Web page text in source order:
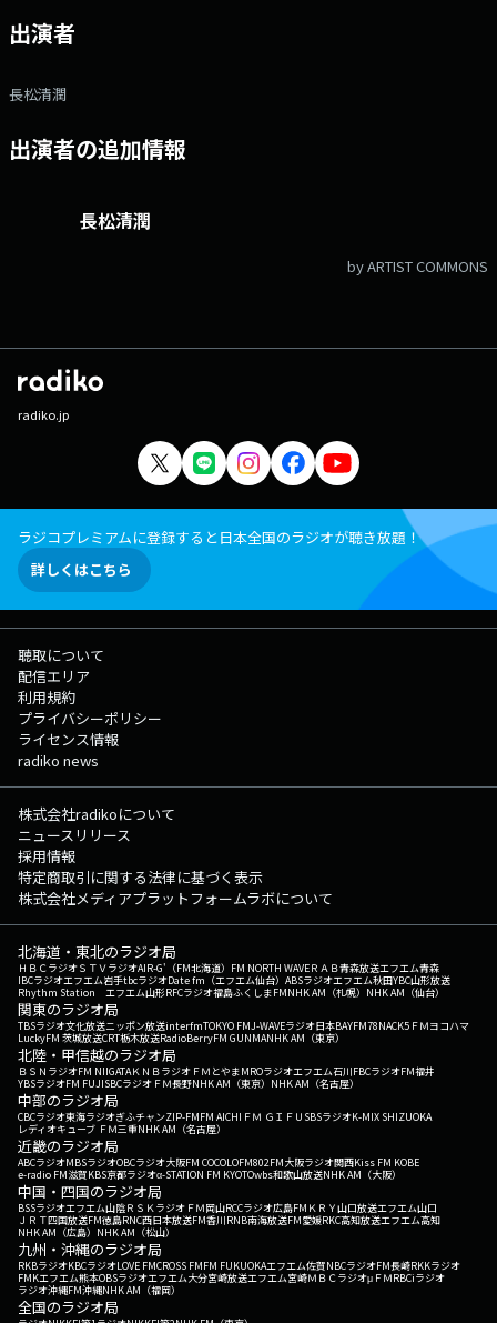
出演者
長松清潤
出演者の追加情報
長松清潤
by ARTIST COMMONS
radiko.jp
ラジコプレミアムに登録すると日本全国のラジオが聴き放題！
詳しくはこちら
聴取について
配信エリア
利用規約
プライバシーポリシー
ライセンス情報
radiko news
株式会社radikoについて
ニュースリリース
採用情報
特定商取引に関する法律に基づく表示
株式会社メディアプラットフォームラボについて
北海道・東北のラジオ局
ＨＢＣラジオＳＴＶラジオAIR-G'（FM北海道） FM NORTH WAVEＲＡＢ青森放送エフエム青森
IBCラジオエフエム岩手tbcラジオDate fm（エフエム仙台） ABSラジオエフエム秋田YBC山形放送
Rhythm Station エフエム山形RFCラジオ福島ふくしまFMNHK AM（札幌） NHK AM（仙台）
関東のラジオ局
TBSラジオ文化放送ニッポン放送interfmTOKYO FMJ-WAVEラジオ日本BAYFM78NACK5 ＦＭヨコハマ
LuckyFM 茨城放送CRT栃木放送RadioBerryFM GUNMANHK AM（東京）
北陸・甲信越のラジオ局
ＢＳＮラジオFM NIIGATAＫＮＢラジオ ＦＭとやまMROラジオエフエム石川FBCラジオFM福井
YBSラジオFM FUJISBCラジオ ＦＭ長野NHK AM（東京） NHK AM（名古屋）
中部のラジオ局
CBCラジオ東海ラジオぎふチャンZIP-FMFM AICHI ＦＭ ＧＩＦＵ SBSラジオK-MIX SHIZUOKA
レディオキューブ ＦＭ三重NHK AM（名古屋）
近畿のラジオ局
ABCラジオMBSラジオOBCラジオ大阪FM COCOLOFM802FM大阪ラジオ関西Kiss FM KOBE
e-radio FM滋賀KBS京都ラジオα-STATION FM KYOTOwbs和歌山放送NHK AM（大阪）
中国・四国のラジオ局
BSSラジオエフエム山陰ＲＳＫラジオ ＦＭ岡山RCCラジオ広島FM ＫＲＹ山口放送エフエム山口
ＪＲＴ四国放送FM徳島RNC西日本放送FM香川RNB南海放送FM愛媛RKC高知放送エフエム高知
NHK AM（広島） NHK AM（松山）
九州・沖縄のラジオ局
RKBラジオKBCラジオLOVE FMCROSS FMFM FUKUOKAエフエム佐賀NBCラジオFM長崎RKKラジオ
FMKエフエム熊本OBSラジオエフエム大分宮崎放送エフエム宮崎ＭＢＣラジオμＦＭRBCiラジオ
ラジオ沖縄FM沖縄NHK AM（福岡）
全国のラジオ局